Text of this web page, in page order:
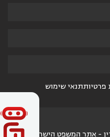
פרטיותתנאי שימוש
- אתר המשפט הישראלי